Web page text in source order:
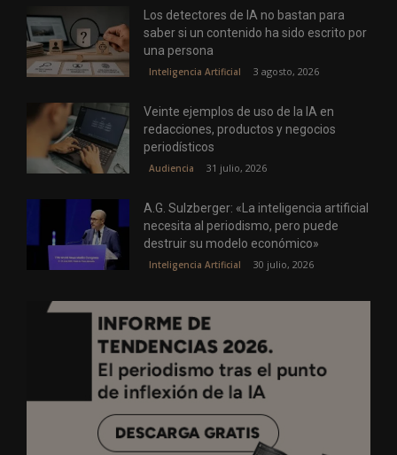
Los detectores de IA no bastan para
saber si un contenido ha sido escrito por
una persona
Inteligencia Artificial 3 agosto, 2026
Veinte ejemplos de uso de la IA en
redacciones, productos y negocios
periodísticos
Audiencia 31 julio, 2026
A.G. Sulzberger: «La inteligencia artificial
necesita al periodismo, pero puede
destruir su modelo económico»
Inteligencia Artificial 30 julio, 2026